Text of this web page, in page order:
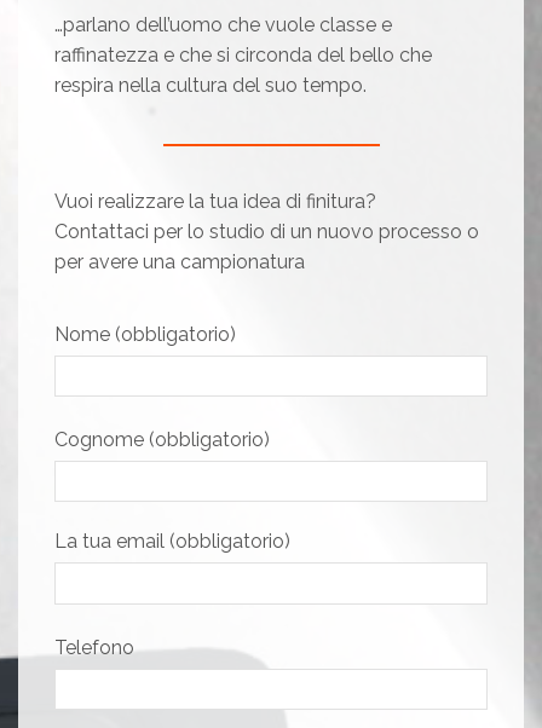
…parlano dell’uomo che vuole classe e
raffinatezza e che si circonda del bello che
respira nella cultura del suo tempo.
Vuoi realizzare la tua idea di finitura?
Contattaci per lo studio di un nuovo processo o
per avere una campionatura
Nome (obbligatorio)
Cognome (obbligatorio)
La tua email (obbligatorio)
Telefono